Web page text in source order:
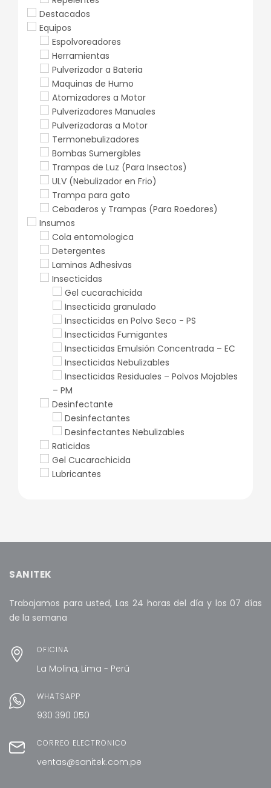
Destacados
Equipos
Espolvoreadores
Herramientas
Pulverizador a Bateria
Maquinas de Humo
Atomizadores a Motor
Pulverizadores Manuales
Pulverizadoras a Motor
Termonebulizadores
Bombas Sumergibles
Trampas de Luz (Para Insectos)
ULV (Nebulizador en Frio)
Trampa para gato
Cebaderos y Trampas (Para Roedores)
Insumos
Cola entomologica
Detergentes
Laminas Adhesivas
Insecticidas
Gel cucarachicida
Insecticida granulado
Insecticidas en Polvo Seco - PS
Insecticidas Fumigantes
Insecticidas Emulsión Concentrada – EC
Insecticidas Nebulizables
Insecticidas Residuales – Polvos Mojables
– PM
Desinfectante
Desinfectantes
Desinfectantes Nebulizables
Raticidas
Gel Cucarachicida
Lubricantes
SANITEK
Trabajamos para usted, Las 24 horas del día y los 07 días
de la semana
OFICINA
La Molina, Lima - Perú
WHATSAPP
930 390 050
CORREO ELECTRÓNICO
ventas@sanitek.com.pe